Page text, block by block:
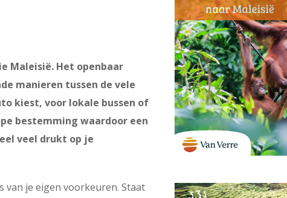
Maleisië. Het openbaar
manieren tussen de vele
kiest, voor lokale bussen of
bestemming waardoor een
veel drukt op je
van je eigen voorkeuren. Staat